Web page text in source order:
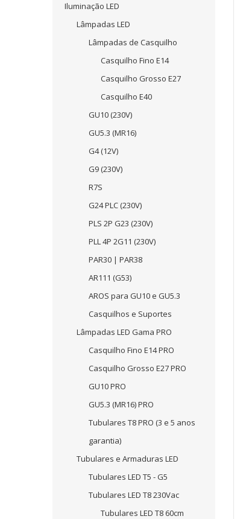
Iluminação LED
Lâmpadas LED
Lâmpadas de Casquilho
Casquilho Fino E14
Casquilho Grosso E27
Casquilho E40
GU10 (230V)
GU5.3 (MR16)
G4 (12V)
G9 (230V)
R7S
G24 PLC (230V)
PLS 2P G23 (230V)
PLL 4P 2G11 (230V)
PAR30 | PAR38
AR111 (G53)
AROS para GU10 e GU5.3
Casquilhos e Suportes
Lâmpadas LED Gama PRO
Casquilho Fino E14 PRO
Casquilho Grosso E27 PRO
GU10 PRO
GU5.3 (MR16) PRO
Tubulares T8 PRO (3 e 5 anos
garantia)
Tubulares e Armaduras LED
Tubulares LED T5 - G5
Tubulares LED T8 230Vac
Tubulares LED T8 60cm